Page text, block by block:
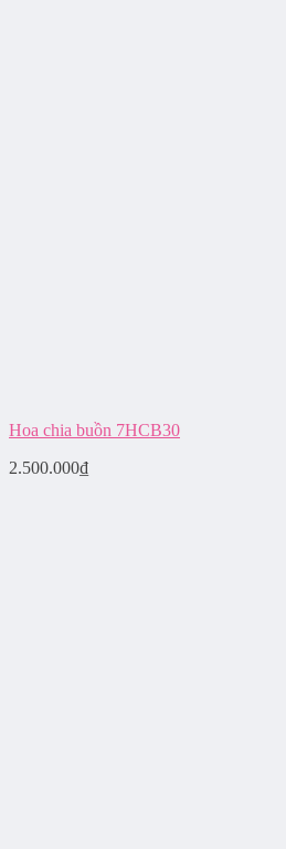
Hoa chia buồn 7HCB30
2.500.000₫